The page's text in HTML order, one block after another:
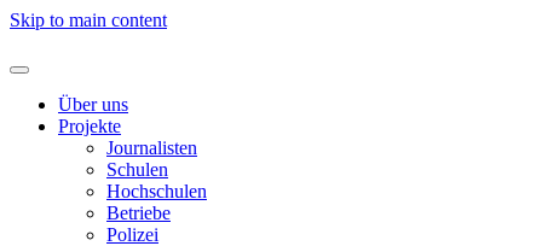
Skip to main content
Über uns
Projekte
Journalisten
Schulen
Hochschulen
Betriebe
Polizei